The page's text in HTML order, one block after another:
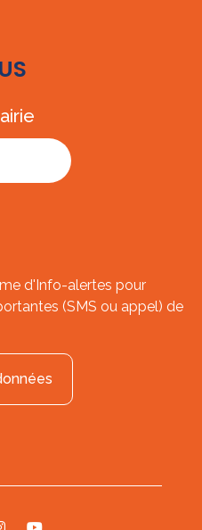
d'Info-alertes pour
(SMS ou appel) de